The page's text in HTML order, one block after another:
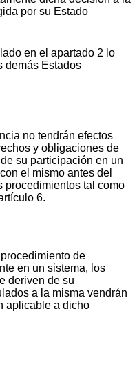
por su Estado
en el apartado 2 lo
demás Estados
no tendrán efectos
y obligaciones de
su participación en un
el mismo antes del
procedimientos tal como
6.
de
en un sistema, los
deriven de su
a la misma vendrán
aplicable a dicho